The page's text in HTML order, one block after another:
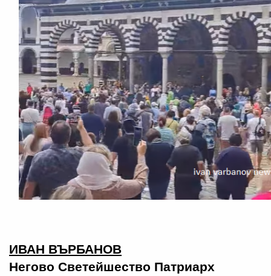
ИВАН ВЪРБАНОВ
Негово Светейшество Патриарх